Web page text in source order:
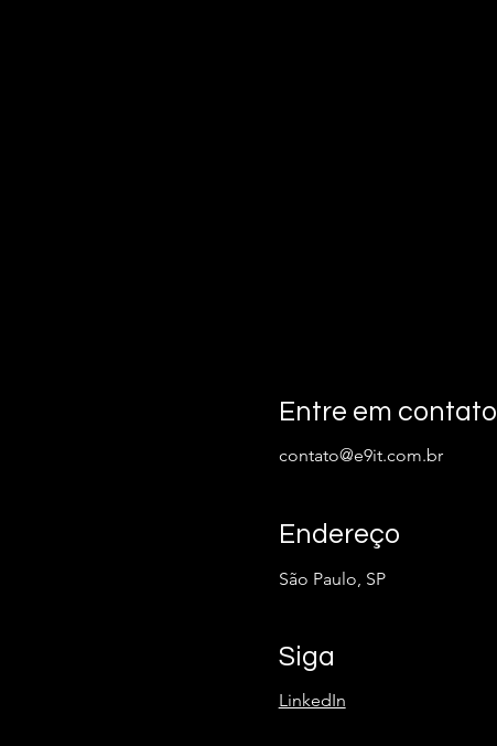
Entre em contato
contato@e9it.com.br
Endereço
São Paulo, SP
Siga
LinkedIn